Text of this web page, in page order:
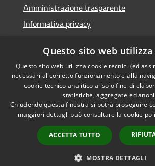
Amministrazione trasparente
Informativa privacy
Dichiarazione di accessibilità
RSS
Accessibilità
Casola in
by
Questo sito web utilizza
Questo sito web utilizza cookie tecnici (ed
necessari al corretto funzionamento e alla
cookie tecnico analitico al solo fine di
statistiche, aggregate ed
Chiudendo questa finestra si potrà proseguire
maggiori dettagli può consultare la cookie
ACCETTA TUTTO
MOSTRA DETTAGLI